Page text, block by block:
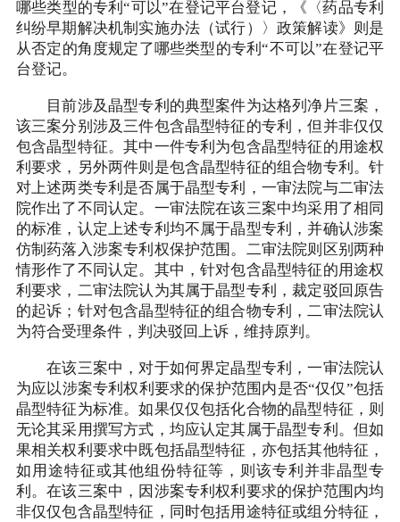
哪些类型的专利“可以”在登记平台登记，《〈药品专利
纠纷早期解决机制实施办法（试行）〉政策解读》则是
从否定的角度规定了哪些类型的专利“不可以”在登记平
台登记。
目前涉及晶型专利的典型案件为达格列净片三案，
该三案分别涉及三件包含晶型特征的专利，但并非仅仅
包含晶型特征。其中一件专利为包含晶型特征的用途权
利要求，另外两件则是包含晶型特征的组合物专利。针
对上述两类专利是否属于晶型专利，一审法院与二审法
院作出了不同认定。一审法院在该三案中均采用了相同
的标准，认定上述专利均不属于晶型专利，并确认涉案
仿制药落入涉案专利权保护范围。二审法院则区别两种
情形作了不同认定。其中，针对包含晶型特征的用途权
利要求，二审法院认为其属于晶型专利，裁定驳回原告
的起诉；针对包含晶型特征的组合物专利，二审法院认
为符合受理条件，判决驳回上诉，维持原判。
在该三案中，对于如何界定晶型专利，一审法院认
为应以涉案专利权利要求的保护范围内是否“仅仅”包括
晶型特征为标准。如果仅仅包括化合物的晶型特征，则
无论其采用撰写方式，均应认定其属于晶型专利。但如
果相关权利要求中既包括晶型特征，亦包括其他特征，
如用途特征或其他组份特征等，则该专利并非晶型专
利。在该三案中，因涉案专利权利要求的保护范围内均
非仅仅包含晶型特征，同时包括用途特征或组分特征，